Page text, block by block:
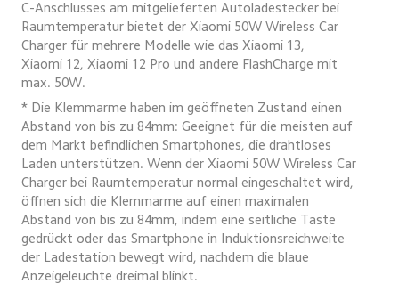
C-Anschlusses am mitgelieferten Autoladestecker bei
Raumtemperatur bietet der Xiaomi 50W Wireless Car
Charger für mehrere Modelle wie das Xiaomi 13,
Xiaomi 12, Xiaomi 12 Pro und andere FlashCharge mit
max. 50W.
* Die Klemmarme haben im geöffneten Zustand einen
Abstand von bis zu 84mm: Geeignet für die meisten auf
dem Markt befindlichen Smartphones, die drahtloses
Laden unterstützen. Wenn der Xiaomi 50W Wireless Car
Charger bei Raumtemperatur normal eingeschaltet wird,
öffnen sich die Klemmarme auf einen maximalen
Abstand von bis zu 84mm, indem eine seitliche Taste
gedrückt oder das Smartphone in Induktionsreichweite
der Ladestation bewegt wird, nachdem die blaue
Anzeigeleuchte dreimal blinkt.